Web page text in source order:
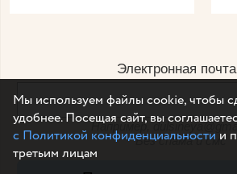
Электронная почта
Например,
Без спама и смс
Мы используем файлы cookie, чтобы
удобнее. Посещая сайт, вы
с Политикой конфиденциальности и
третьим лицам